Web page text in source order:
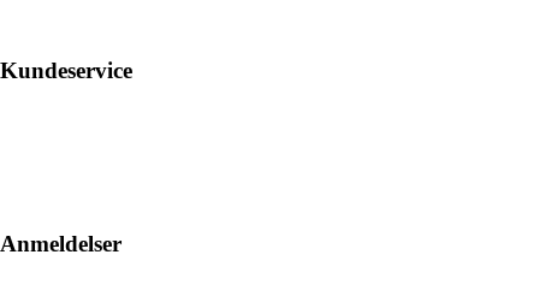
Kundeservice
Anmeldelser